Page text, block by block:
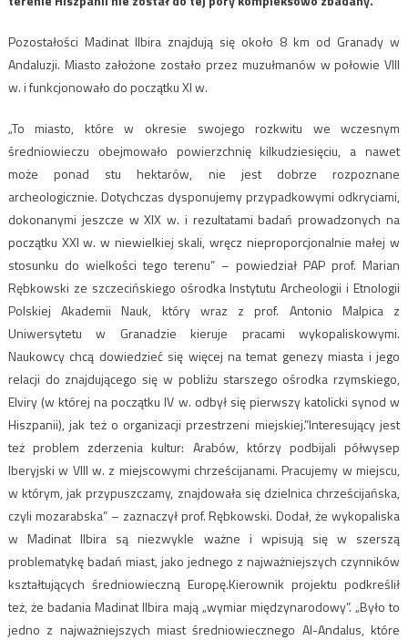
Pozostałości Madinat Ilbira znajdują się około 8 km od Granady w
Andaluzji. Miasto założone zostało przez muzułmanów w połowie VIII
w. i funkcjonowało do początku XI w.
„To miasto, które w okresie swojego rozkwitu we wczesnym
średniowieczu obejmowało powierzchnię kilkudziesięciu, a nawet
może ponad stu hektarów, nie jest dobrze rozpoznane
archeologicznie. Dotychczas dysponujemy przypadkowymi odkryciami,
dokonanymi jeszcze w XIX w. i rezultatami badań prowadzonych na
początku XXI w. w niewielkiej skali, wręcz nieproporcjonalnie małej w
stosunku do wielkości tego terenu” – powiedział PAP prof. Marian
Rębkowski ze szczecińskiego ośrodka Instytutu Archeologii i Etnologii
Polskiej Akademii Nauk, który wraz z prof. Antonio Malpica z
Uniwersytetu w Granadzie kieruje pracami wykopaliskowymi.
Naukowcy chcą dowiedzieć się więcej na temat genezy miasta i jego
relacji do znajdującego się w pobliżu starszego ośrodka rzymskiego,
Elviry (w której na początku IV w. odbył się pierwszy katolicki synod w
Hiszpanii), jak też o organizacji przestrzeni miejskiej.”Interesujący jest
też problem zderzenia kultur: Arabów, którzy podbijali półwysep
Iberyjski w VIII w. z miejscowymi chrześcijanami. Pracujemy w miejscu,
w którym, jak przypuszczamy, znajdowała się dzielnica chrześcijańska,
czyli mozarabska” – zaznaczył prof. Rębkowski. Dodał, że wykopaliska
w Madinat Ilbira są niezwykle ważne i wpisują się w szerszą
problematykę badań miast, jako jednego z najważniejszych czynników
kształtujących średniowieczną Europę.Kierownik projektu podkreślił
też, że badania Madinat Ilbira mają „wymiar międzynarodowy”. „Było to
jedno z najważniejszych miast średniowiecznego Al-Andalus, które